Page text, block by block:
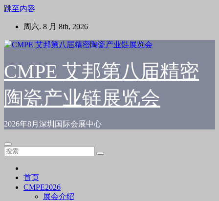
跳至内容
周六. 8 月 8th, 2026
CMPE 艾邦第八届精密
陶瓷产业链展览会
2026年8月深圳国际会展中心
首页
CMPE2026
展会介绍